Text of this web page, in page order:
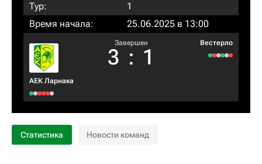
Тур:
1
Время начала:
25.06.2025 в 13:00
АЕК Ларнака
Завершен
3 : 1
Вестерло
Статистика Новости команд